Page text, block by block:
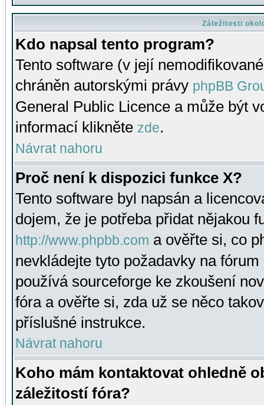
Záležitosti
Kdo napsal tento program?
Tento software (v její
chráněn autorskými právy phpBB
General Public Licence a může být
informací klikněte zde.
Návrat nahoru
Proč není k dispozici funkce X?
Tento software byl napsán a
dojem, že je potřeba přidat nějakou
http://www.phpbb.com a ověřte si, co
nevkládejte tyto požadavky na
používá sourceforge ke zkoušení
fóra a ověřte si, zda už se něco
příslušné instrukce.
Návrat nahoru
Koho mám kontaktovat ohledně
záležitostí fóra?